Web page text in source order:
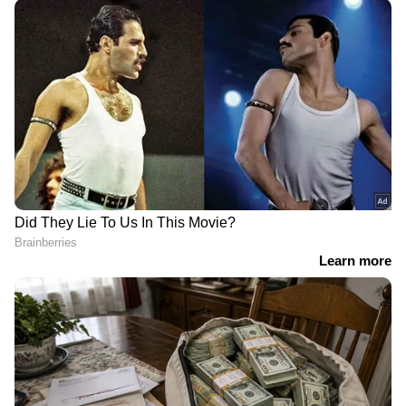
Related Articles
വർഷാവസാന ഓഫറിൽ വൻ വിലക്കുറവ്;
ടാറ്റാ പഞ്ച് ഇവിക്ക് 1.60 ലക്ഷം കിഴിവ്
പുതിയ ടാറ്റാ പഞ്ച് വരുന്നു; വമ്പൻ
മാറ്റങ്ങളോടെ